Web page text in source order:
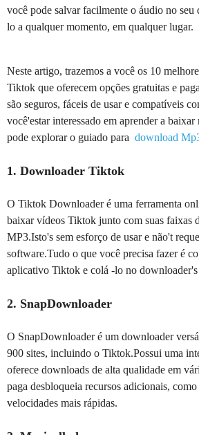
você pode salvar facilmente o áudio no
lo a qualquer momento, em qualquer lugar.
Neste artigo, trazemos a você os 10
Tiktok que oferecem opções gratuitas e
são seguros, fáceis de usar e compatíveis
você'estar interessado em aprender a
pode explorar o guiado para download
1. Downloader Tiktok
O Tiktok Downloader é uma ferramenta
baixar vídeos Tiktok junto com suas faixas
MP3.Isto's sem esforço de usar e não't
software.Tudo o que você precisa fazer é
aplicativo Tiktok e colá -lo no downloader's
2. SnapDownloader
O SnapDownloader é um downloader
900 sites, incluindo o Tiktok.Possui uma
oferece downloads de alta qualidade em
paga desbloqueia recursos adicionais,
velocidades mais rápidas.